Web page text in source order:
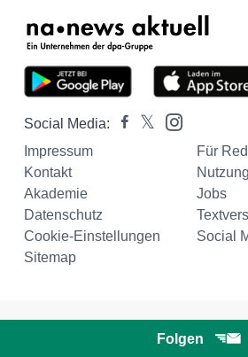
Folgen
Social Media:
Impressum
Für
Kontakt
Akademie
Jobs
Datenschutz
Cookie-Einstellungen
Social
Sitemap